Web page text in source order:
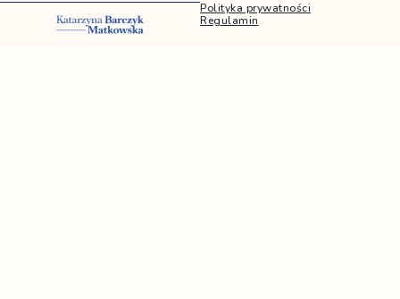
Polityka prywatności
Regulamin